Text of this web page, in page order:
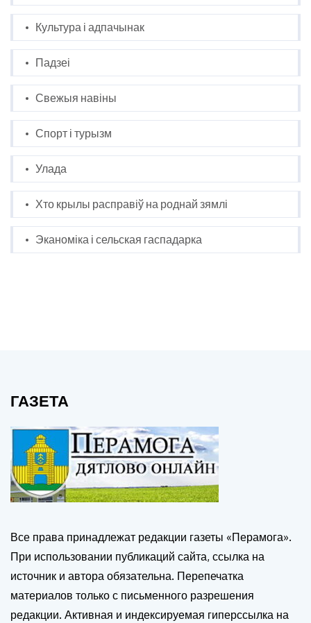
Культура і адпачынак
Падзеі
Свежыя навіны
Спорт і турызм
Улада
Хто крылы расправіў на роднай зямлі
Эканоміка і сельская гаспадарка
ГАЗЕТА
Все права принадлежат редакции газеты «Перамога».
При использовании публикаций сайта, ссылка на
источник и автора обязательна. Перепечатка
материалов только с письменного разрешения
редакции. Активная и индексируемая гиперссылка на